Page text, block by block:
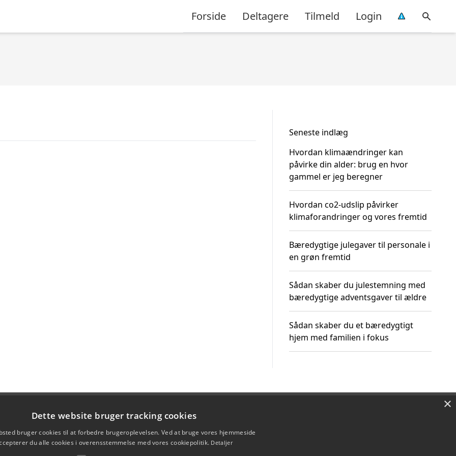
Forside Deltagere Tilmeld Login
Seneste indlæg
Hvordan klimaændringer kan
påvirke din alder: brug en hvor
gammel er jeg beregner
Hvordan co2-udslip påvirker
klimaforandringer og vores fremtid
Bæredygtige julegaver til personale i
en grøn fremtid
Sådan skaber du julestemning med
bæredygtige adventsgaver til ældre
Sådan skaber du et bæredygtigt
hjem med familien i fokus
×
Dette website bruger tracking cookies
bruger cookies til at forbedre brugeroplevelsen. Ved at bruge vores hjemmeside
du alle cookies i overensstemmelse med vores cookiepolitik. Detaljer